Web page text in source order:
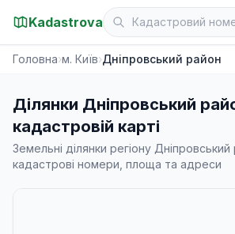
Kadastrova
Головна›м. Київ›Дніпровський район
Ділянки Дніпровський
кадастровій карті
Земельні ділянки регіону
кадастрові номери, площа та адреси